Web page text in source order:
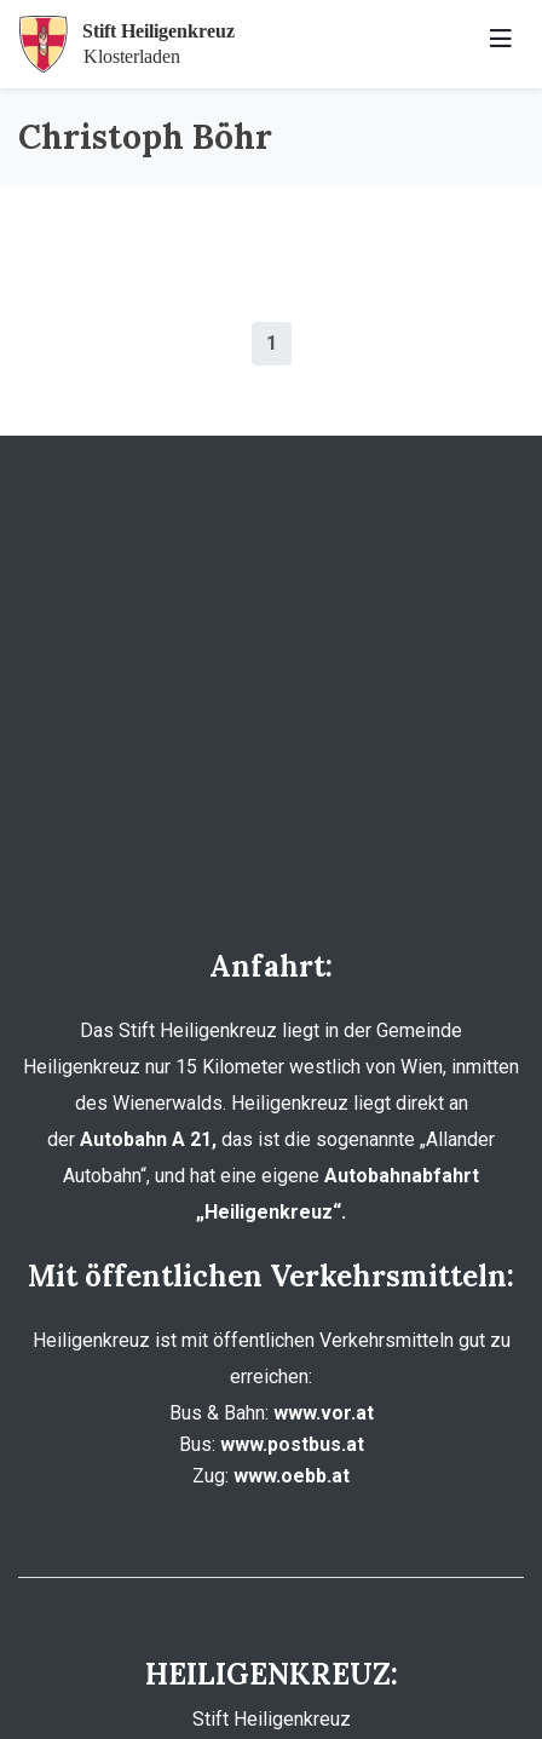
Christoph Böhr
1
Anfahrt:
Das Stift Heiligenkreuz liegt in der Gemeinde
Heiligenkreuz nur 15 Kilometer westlich von Wien, inmitten
des Wienerwalds. Heiligenkreuz liegt direkt an
der Autobahn A 21, das ist die sogenannte „Allander
Autobahn“, und hat eine eigene Autobahnabfahrt
„Heiligenkreuz“.
Mit öffentlichen Verkehrsmitteln:
Heiligenkreuz ist mit öffentlichen Verkehrsmitteln gut zu
erreichen:
Bus & Bahn: www.vor.at
Bus: www.postbus.at
Zug: www.oebb.at
HEILIGENKREUZ:
Stift Heiligenkreuz